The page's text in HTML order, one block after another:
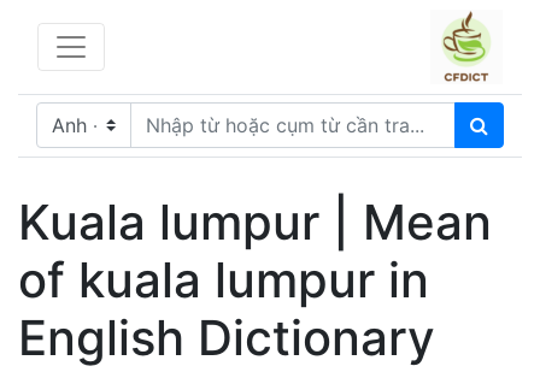
Kuala lumpur | Mean
of kuala lumpur in
English Dictionary